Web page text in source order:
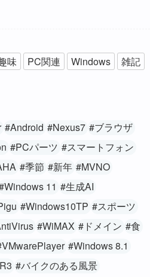
味 PC関連 Windows
雑記
#Android #Nexus7 #ブラウザ
#PCパーツ #スマートフォン
#季節 #新年 #MVNO
11 #生成AI
#Windows10TP #スポーツ
#WiMAX #ドメイン #食
#Windows 8.1
#バイクのある風景